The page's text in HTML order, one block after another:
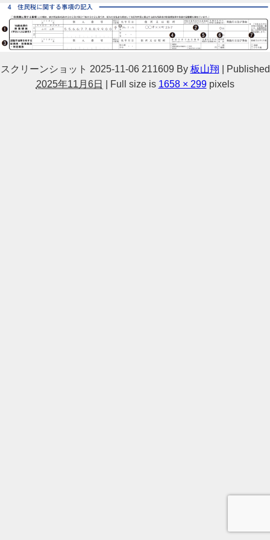
スクリーンショット 2025-11-06 211609 By 板山翔 | Published
2025年11月6日 | Full size is 1658 × 299pixels